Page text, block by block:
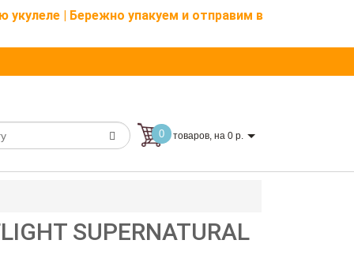
укулеле | Бережно упакуем и отправим в
0 товаров, на 0 р.
SUPERNATURAL